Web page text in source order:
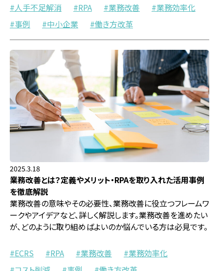
人手不足解消 RPA 業務改善
業務効率化
事例
中小企業 働き方改革
2025.3.18
業務改善とは？定義やメリット・RPAを取り入れた活用事例
を徹底解説
業務改善の意味やその必要性、業務改善に役立つフレームワ
ークやアイデアなど、詳しく解説します。業務改善を進めたい
が、どのように取り組めばよいのか悩んでいる方は必見です。
ECRS RPA 業務改善
業務効率化